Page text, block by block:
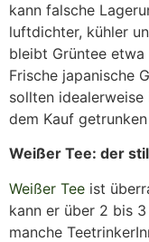
kann falsche
luftdichter, kühler
bleibt Grüntee etwa
Frische japanische
sollten
dem Kauf
Weißer Tee: der
Weißer Tee ist
kann er über 2 bis
manche